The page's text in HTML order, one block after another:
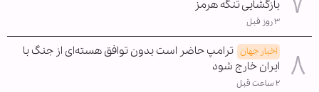
بازگشایی تنگه هرمز
۳ روز قبل
اخبار جهان ترامپ حاضر است بدون توافق هسته‌ای از جنگ با
ایران خارج شود
۲ ساعت قبل